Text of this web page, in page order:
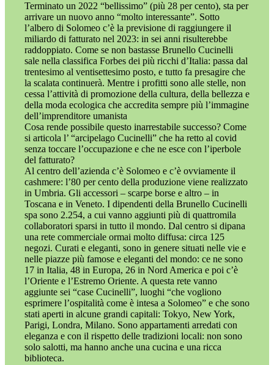
Terminato un 2022 “bellissimo” (più 28 per cento), sta per
arrivare un nuovo anno “molto interessante”. Sotto
l’albero di Solomeo c’è la previsione di raggiungere il
miliardo di fatturato nel 2023: in sei anni risulterebbe
raddoppiato. Come se non bastasse Brunello Cucinelli
sale nella classifica Forbes dei più ricchi d’Italia: passa dal
trentesimo al ventisettesimo posto, e tutto fa presagire che
la scalata continuerà. Mentre i profitti sono alle stelle, non
cessa l’attività di promozione della cultura, della bellezza e
della moda ecologica che accredita sempre più l’immagine
dell’imprenditore umanista
Cosa rende possibile questo inarrestabile successo? Come
si articola l’ “arcipelago Cucinelli” che ha retto al covid
senza toccare l’occupazione e che ne esce con l’iperbole
del fatturato?
Al centro dell’azienda c’è Solomeo e c’è ovviamente il
cashmere: l’80 per cento della produzione viene realizzato
in Umbria. Gli accessori – scarpe borse e altro – in
Toscana e in Veneto. I dipendenti della Brunello Cucinelli
spa sono 2.254, a cui vanno aggiunti più di quattromila
collaboratori sparsi in tutto il mondo. Dal centro si dipana
una rete commerciale ormai molto diffusa: circa 125
negozi. Curati e eleganti, sono in genere situati nelle vie e
nelle piazze più famose e eleganti del mondo: ce ne sono
17 in Italia, 48 in Europa, 26 in Nord America e poi c’è
l’Oriente e l’Estremo Oriente. A questa rete vanno
aggiunte sei “case Cucinelli”, luoghi “che vogliono
esprimere l’ospitalità come è intesa a Solomeo” e che sono
stati aperti in alcune grandi capitali: Tokyo, New York,
Parigi, Londra, Milano. Sono appartamenti arredati con
eleganza e con il rispetto delle tradizioni locali: non sono
solo salotti, ma hanno anche una cucina e una ricca
biblioteca.